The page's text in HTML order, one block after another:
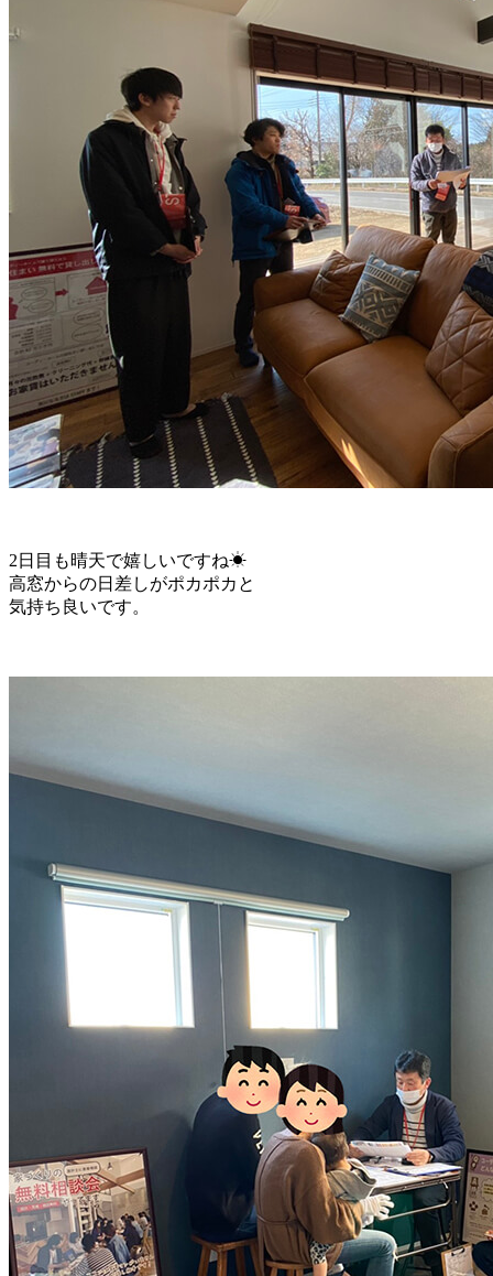
2日目も晴天で嬉しいですね☀
高窓からの日差しがポカポカと
気持ち良いです。